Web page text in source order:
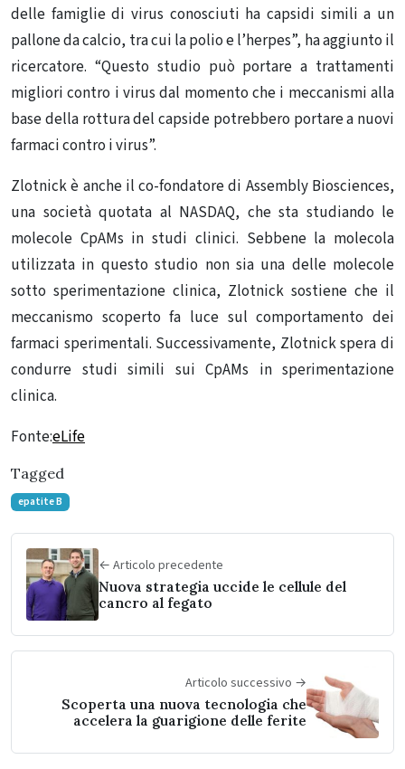
delle famiglie di virus conosciuti ha capsidi simili a un
pallone da calcio, tra cui la polio e l’herpes”, ha aggiunto il
ricercatore. “Questo studio può portare a trattamenti
migliori contro i virus dal momento che i meccanismi alla
base della rottura del capside potrebbero portare a nuovi
farmaci contro i virus”.
Zlotnick è anche il co-fondatore di Assembly Biosciences,
una società quotata al NASDAQ, che sta studiando le
molecole CpAMs in studi clinici. Sebbene la molecola
utilizzata in questo studio non sia una delle molecole
sotto sperimentazione clinica, Zlotnick sostiene che il
meccanismo scoperto fa luce sul comportamento dei
farmaci sperimentali. Successivamente, Zlotnick spera di
condurre studi simili sui CpAMs in sperimentazione
clinica.
Fonte:eLife
Tagged
epatite B
← Articolo precedente
Nuova strategia uccide le cellule del
cancro al fegato
Articolo successivo →
Scoperta una nuova tecnologia che
accelera la guarigione delle ferite